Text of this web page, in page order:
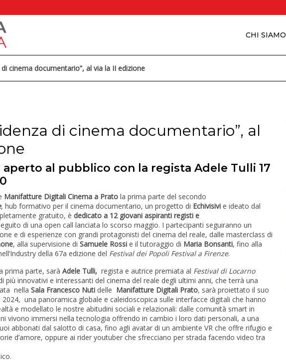
CHI SIAMO
di cinema documentario”, al via la II edizione
di cinema documentario”, al
aperto al pubblico con la regista Adele Tulli 17
Manifatture Digitali Cinema a Prato la prima parte del secondo
, hub formativo per il cinema documentario, un progetto di Echivisivi e ideato dal
gratuito, è dedicato a 12 giovani aspiranti registi e
di una open call lanciata lo scorso maggio. I partecipanti seguiranno un
e di esperienze con grandi protagonisti del cinema del reale, dalle masterclass di
, alla supervisione di Samuele Rossi e il tutoraggio di Maria Bonsanti, fino alla
della 67a edizione del Festival dei Popoli Festival a Firenze.
prima parte, sarà Adele Tulli, regista e autrice premiata al Festival di Locarno
più innovativi e interessanti del cinema del reale degli ultimi anni, che terrà una
nella Sala Francesco Nuti delle Manifatture Digitali Prato, sarà proiettato il suo
una panoramica globale e caleidoscopica sulle interfacce digitali che hanno
e modellato le nostre abitudini sociali e relazionali: dalle comunità smart in
vivono immersi nella tecnologia offrendo in cambio i loro dati personali, a una
abbonati dal salotto di casa, fino agli avatar di un ambiente VR che offre rifugio e
d’amore, oppure ai rider youtuber che sfrecciano per strada facendo video tra